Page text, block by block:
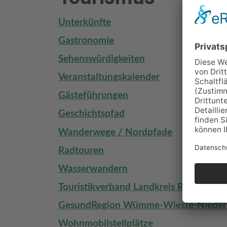
Unterkünfte
Gastronomie
Sehenswürdigkeiten
Veranstaltungskalender
Gästeführungen
Geschichtspfad
Wanderwege / Nordpfade
Radtouren
Wasserwandern
Touristikverband Landkreis Rotenburg
GesundRegion Wümme-Wieste-
Wohnmobilstellplätze